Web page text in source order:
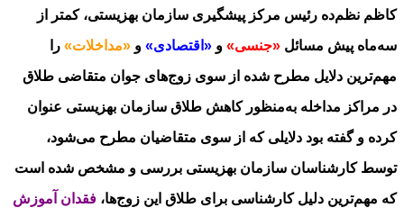
کاظم نظم‌ده رئیس مرکز پیشگیری سازمان بهزیستی، کمتر از
سه‌‌ماه پیش مسائل «جنسی» و «اقتصادی» و «مداخلات» را
مهم‌ترین دلایل مطرح شده از سوی زوج‌های جوان متقاضی طلاق
در مراکز مداخله به‌منظور کاهش طلاق سازمان بهزیستی عنوان
کرده‌ و گفته بود دلایلی که از سوی متقاضیان مطرح می‌شود،
توسط کارشناسان سازمان بهزیستی بررسی و مشخص شده است
که مهم‌ترین دلیل کارشناسی برای طلاق این زوج‌ها، فقدان آموزش